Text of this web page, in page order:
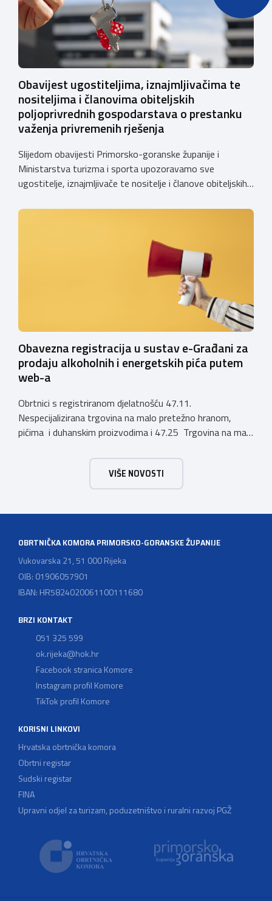
Obavijest ugostiteljima, iznajmljivačima te
nositeljima i članovima obiteljskih
poljoprivrednih gospodarstava o prestanku
važenja privremenih rješenja
Slijedom obavijesti Primorsko-goranske županije i
Ministarstva turizma i sporta upozoravamo sve
ugostitelje, iznajmljivače te nositelje i članove obiteljskih
privremenih rješenja izdanih sukladno Zakonu o
1. siječnja 2025. godine više ne mogu podnositi novi
zahtjevi za izdavanje privremenih rješenja, dok već izdana
Obavezna registracija u sustav e-Građani za
prodaju alkoholnih i energetskih pića putem
web-a
Obrtnici s registriranom djelatnošću 47.11.
Nespecijalizirana trgovina na malo pretežno hranom,
pićima i duhanskim proizvodima i 47.25 Trgovina na malo
koja sadrže alkohol i energetska pića dužni su uskladiti
svoje poslovne procese i osigurati tehničko rješenje za
vjerodostojnu provjeru punoljetnosti kupca putem
VIŠE NOVOSTI
OBRTNIČKA KOMORA PRIMORSKO-GORANSKE ŽUPANIJE
Vukovarska 21, 51 000 Rijeka
OIB: 01906057901
IBAN: HR5824020061100111680
BRZI KONTAKT
051 325 599
ok.rijeka@hok.hr
Facebook stranica Komore
Instagram profil Komore
TikTok profil Komore
KORISNI LINKOVI
Hrvatska obrtnička komora
Obrtni registar
Sudski registar
FINA
Upravni odjel za turizam, poduzetništvo i ruralni razvoj PGŽ